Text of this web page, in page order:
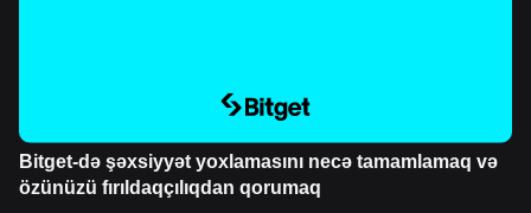
Bitget-də şəxsiyyət yoxlamasını necə tamamlamaq və
özünüzü fırıldaqçılıqdan qorumaq